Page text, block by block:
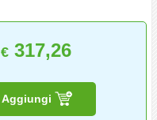
€ 317,26
Aggiungi